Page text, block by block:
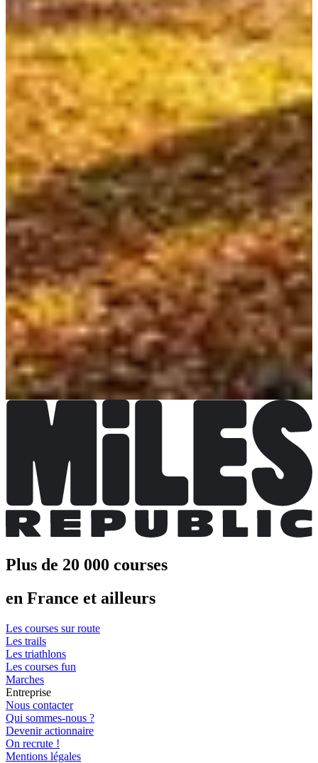
Dates d'inscription
Pas encore communiquées
Plus d'info
Plus d'info
Organisateur
Laura Run Voir la page Facebook
J'ai des informations à jour
J'ai des informations à jour
Choisir une Course
Course 8 km
10,00 €
Plus d'info
Marche 6 km
10,00 €
Plus d'info
Plus d'info
Trail 11 km
10,00 €
Plus d'info
Plus d'info
Trail 13 km
10,00 €
Plus d'info
Plus d'info
Plus de 20 000 courses
en France et ailleurs
Les courses sur route
Les trails
Les triathlons
Les courses fun
Marches
Entreprise
Nous contacter
Qui sommes-nous ?
Devenir actionnaire
On recrute !
Mentions légales